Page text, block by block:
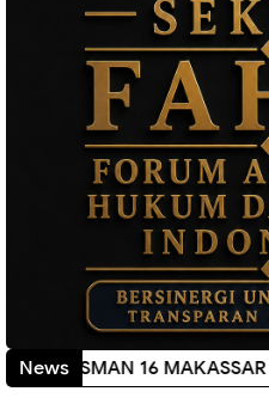
News KEMBALI